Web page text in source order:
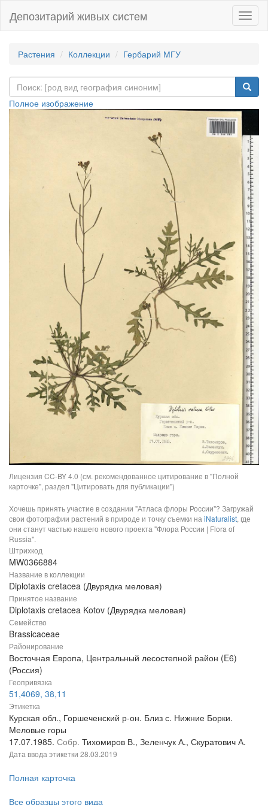
Депозитарий живых систем
Растения Коллекции Гербарий МГУ
Полное изображение
Лицензия CC-BY 4.0 (см. рекомендованное цитирование в "Полной
карточке", раздел "Цитировать для публикации")
Хочешь принять участие в создании "Атласа флоры России"? Загружай
свои фотографии растений в природе и точку съемки на iNaturalist, где
они станут частью нашего нового проекта "Флора России | Flora of
Russia".
Штрихкод
MW0366884
Название в коллекции
Diplotaxis cretacea (Двурядка меловая)
Принятое название
Diplotaxis cretacea Kotov (Двурядка меловая)
Семейство
Brassicaceae
Районирование
Восточная Европа, Центральный лесостепной район (E6)
(Россия)
Геопривязка
51,4069, 38,11
Этикетка
Курская обл., Горшеченский р-он. Близ с. Нижние Борки.
Меловые горы
17.07.1985. Собр. Тихомиров В., Зеленчук А., Скуратович А.
Дата ввода этикетки 28.03.2019
Полная карточка
Все образцы этого вида